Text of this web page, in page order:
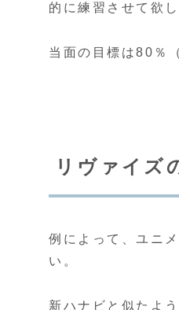
的に練習させて欲し
当面の目標は80％
リヴァイズ
例によって、ユニ
い。
新ハナビと似たよ